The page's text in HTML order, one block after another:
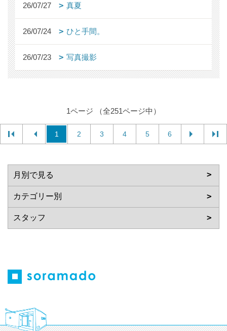
26/07/27 真夏
26/07/24 ひと手間。
26/07/23 写真撮影
1ページ （全251ページ中）
1 2 3 4 5 6